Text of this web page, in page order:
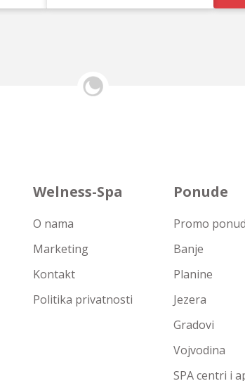
Welness-Spa
O nama
Marketing
Kontakt
Politika privatnosti
Ponude
Promo
Banje
Planine
Jezera
Gradovi
Vojvodina
SPA centri i